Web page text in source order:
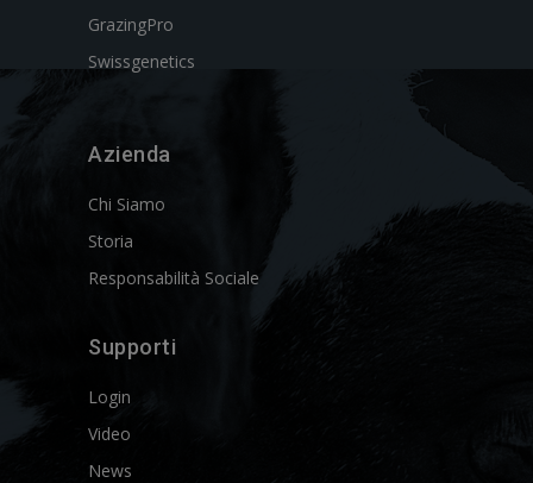
GrazingPro
Swissgenetics
Azienda
Chi Siamo
Storia
Responsabilità Sociale
Supporti
Login
Video
News